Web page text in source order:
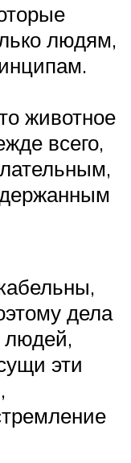
людям,
животное
всего,
дела
людей,
эти